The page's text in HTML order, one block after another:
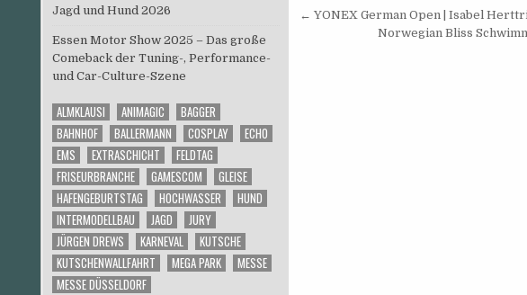
Beitragsnavigation
← YONEX German Open | Isabel
Norwegian Bliss
Jagd und Hund 2026
Essen Motor Show 2025 – Das große
Comeback der Tuning-, Performance-
und Car-Culture-Szene
ALMKLAUSI ANIMAGIC
BAGGER
BAHNHOF
BALLERMANN COSPLAY
ECHO
EMS
EXTRASCHICHT
FELDTAG
FRISEURBRANCHE
GAMESCOM
GLEISE
HAFENGEBURTSTAG
HOCHWASSER
HUND
INTERMODELLBAU
JAGD
JURY
JÜRGEN DREWS
KARNEVAL
KUTSCHE
KUTSCHENWALLFAHRT
MEGA PARK
MESSE
MESSE DÜSSELDORF